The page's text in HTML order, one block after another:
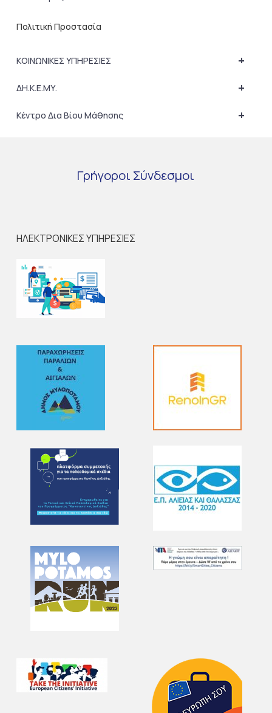
Πολιτική Προστασία
+
ΚΟΙΝΩΝΙΚΕΣ ΥΠΗΡΕΣΙΕΣ
+
ΔΗ.Κ.Ε.ΜΥ.
+
Κέντρο Δια Βίου Μάθησης
Γρήγοροι Σύνδεσμοι
ΗΛΕΚΤΡΟΝΙΚΕΣ ΥΠΗΡΕΣΙΕΣ